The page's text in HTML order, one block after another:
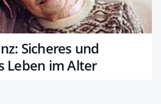
Sicheres und
Leben im Alter